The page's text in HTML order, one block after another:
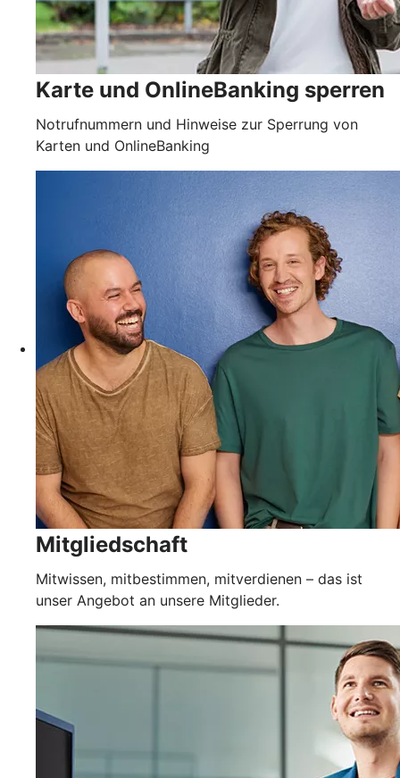
Karte und OnlineBanking sperren
Notrufnummern und Hinweise zur Sperrung von
Karten und OnlineBanking
Mitgliedschaft
Mitwissen, mitbestimmen, mitverdienen – das ist
unser Angebot an unsere Mitglieder.